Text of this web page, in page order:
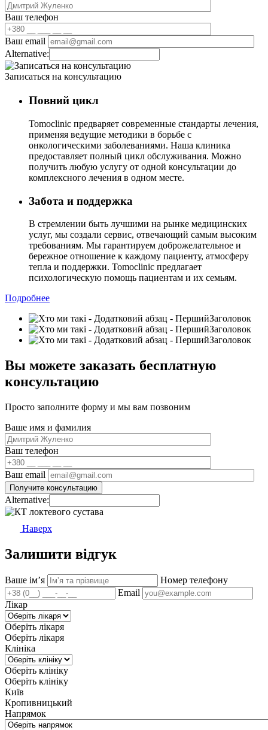
Ваш телефон
Ваш email
Alternative:
Записаться на консультацию
Повний цикл
Tomoclinic предваряет современные стандарты лечения,
применяя ведущие методики в борьбе с
онкологическими заболеваниями. Наша клиника
предоставляет полный цикл обслуживания. Можно
получить любую услугу от одной консультации до
комплексного лечения в одном месте.
Забота и поддержка
В стремлении быть лучшими на рынке медицинских
услуг, мы создали сервис, отвечающий самым высоким
требованиям. Мы гарантируем доброжелательное и
бережное отношение к каждому пациенту, атмосферу
тепла и поддержки. Tomoclinic предлагает
психологическую помощь пациентам и их семьям.
Подробнее
Вы можете заказать бесплатную
консультацию
Просто заполните форму и мы вам позвоним
Ваше имя и фамилия
Ваш телефон
Ваш email
Alternative:
Наверх
Залишити відгук
Ваше імʼя
Номер телефону
Email
Лікар
Оберіть лікаря
Оберіть лікаря
Клініка
Оберіть клініку
Оберіть клініку
Київ
Кропивницький
Напрямок